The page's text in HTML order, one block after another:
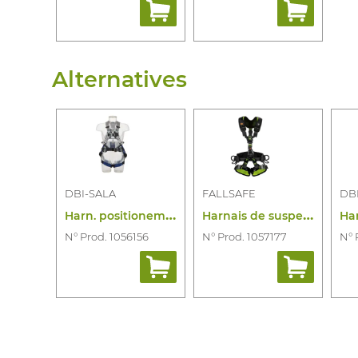
Alternatives
DBI-SALA
H
arn. positionement 2-point exofit xe50
N° Prod. 1056156
FALLSAFE
H
arnais de suspension spindel combo2
N° Prod. 1057177 N°